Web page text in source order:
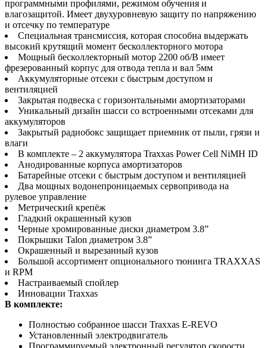
программными профилями, режимом обучения и
влагозащитой. Имеет двухуровневую защиту по напряжению
и отсечку по температуре
Специальная трансмиссия, которая способна выдержать
высокий крутящий момент бесколлекторного мотора
Мощный бесколлекторный мотор 2200 об/В имеет
фрезерованный корпус для отвода тепла и вал 5мм
Аккумуляторные отсеки с быстрым доступом и
вентиляцией
Закрытая подвеска с горизонтальными амортизаторами
Уникальный дизайн шасси со встроенными отсеками для
аккумуляторов
Закрытый радиобокс защищает приемник от пыли, грязи и
влаги
В комплекте – 2 аккумулятора Traxxas Power Cell NiMH ID
Анодированные корпуса амортизаторов
Батарейные отсеки с быстрым доступом и вентиляцией
Два мощных водонепроницаемых сервопривода на
рулевое управление
Метрический крепёж
Гладкий окрашенный кузов
Черные хромированные диски диаметром 3.8”
Покрышки Talon диаметром 3.8”
Окрашенный и вырезанный кузов
Большой ассортимент опционального тюнинга TRAXXAS
и RPM
Настраиваемый спойлер
Инновации Traxxas
В комплекте:
Полностью собранное шасси Traxxas E-REVO
Установленный электродвигатель
Программируемый электронный регулятор скорости